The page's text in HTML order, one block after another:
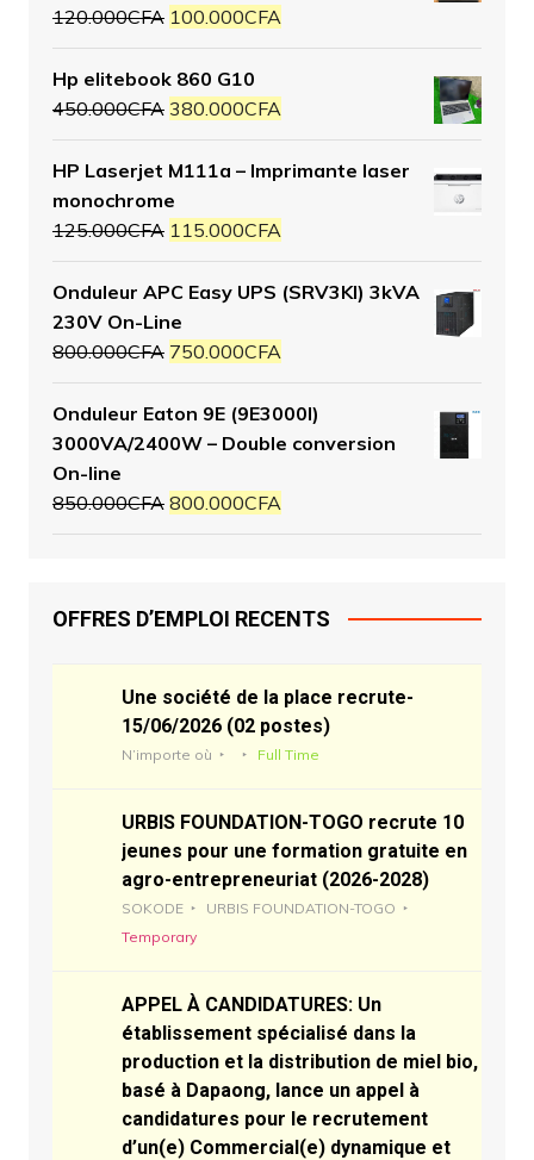
120.000CFA 100.000CFA
Hp elitebook 860 G10
450.000CFA 380.000CFA
HP Laserjet M111a – Imprimante laser
monochrome
125.000CFA 115.000CFA
Onduleur APC Easy UPS (SRV3KI) 3kVA
230V On-Line
800.000CFA 750.000CFA
Onduleur Eaton 9E (9E3000I)
3000VA/2400W – Double conversion
On-line
850.000CFA 800.000CFA
OFFRES D’EMPLOI RECENTS
Une société de la place recrute-
15/06/2026 (02 postes)
N’importe où Full Time
URBIS FOUNDATION-TOGO recrute 10
jeunes pour une formation gratuite en
agro-entrepreneuriat (2026-2028)
SOKODE
URBIS FOUNDATION-TOGO
Temporary
APPEL À CANDIDATURES: Un
établissement spécialisé dans la
production et la distribution de miel bio,
basé à Dapaong, lance un appel à
candidatures pour le recrutement
d’un(e) Commercial(e) dynamique et